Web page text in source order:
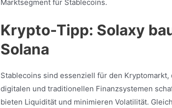
Marktsegment für Stablecoins.
Krypto-Tipp: Solaxy
Solana
Stablecoins sind essenziell für den
digitalen und traditionellen Finanzsystemen
bieten Liquidität und minimieren Volatilität.